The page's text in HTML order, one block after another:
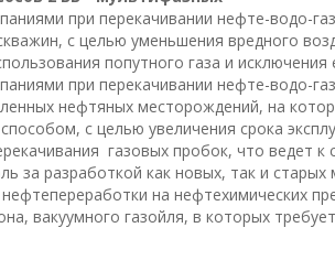
при перекачивании нефте-водо-
с целью уменьшения вредного
попутного газа и
при перекачивании нефте-водо-
нефтяных месторождений, на
с целью увеличения срока
газовых пробок, что ведет к
за разработкой как новых, так и
на нефтехимических
вакуумного газойля, в которых